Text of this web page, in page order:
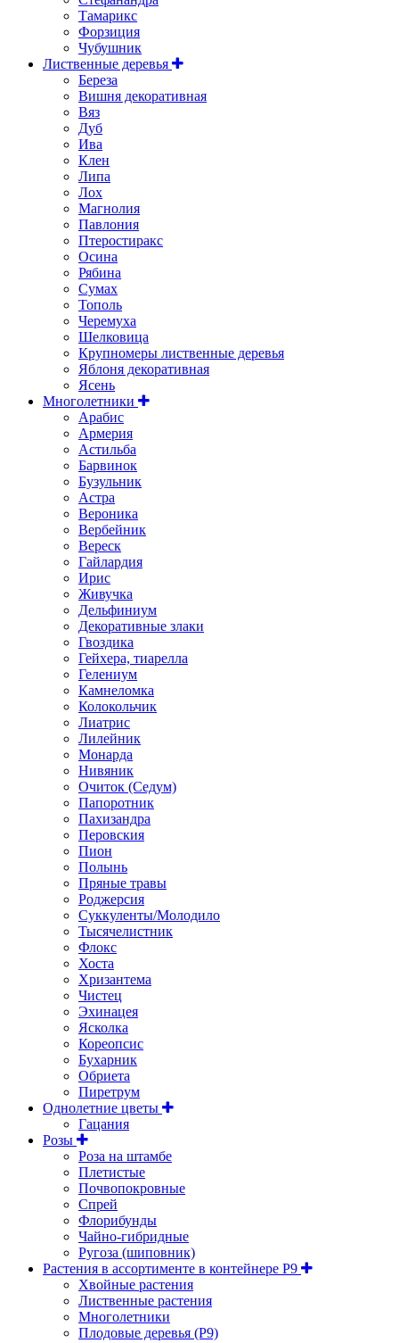
Тамарикс
Форзиция
Чубушник
Лиственные деревья
Береза
Вишня декоративная
Вяз
Дуб
Ива
Клен
Липа
Лох
Магнолия
Павлония
Птеростиракс
Осина
Рябина
Сумах
Тополь
Черемуха
Шелковица
Крупномеры лиственные деревья
Яблоня декоративная
Ясень
Многолетники
Арабис
Армерия
Астильбa
Барвинок
Бузульник
Астра
Вероника
Вербейник
Вереск
Гайлардия
Ирис
Живучка
Дельфиниум
Декоративные злаки
Гвоздика
Гейхера, тиарелла
Гелениум
Камнеломка
Колокольчик
Лиатрис
Лилейник
Монарда
Нивяник
Очиток (Седум)
Папоротник
Пахизандра
Перовския
Пион
Полынь
Пряные травы
Роджерсия
Суккуленты/Молодило
Тысячелистник
Флокс
Хоста
Хризантема
Чистец
Эхинацея
Ясколка
Кореопсис
Бухарник
Обриета
Пиретрум
Однолетние цветы
Гацания
Розы
Роза на штамбе
Плетистые
Почвопокровные
Спрей
Флорибунды
Чайно-гибридные
Ругоза (шиповник)
Растения в ассортименте в контейнере P9
Хвойные растения
Лиственные растения
Многолетники
Плодовые деревья (Р9)